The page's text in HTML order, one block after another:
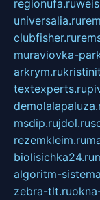
regionufa.ru
universalia.ru
clubfisher.ru
muraviovka-
arkrym.ru
textexperts.ru
msdip.rujdol.ru
rezemkleim.ru
biolisichka24.ru
algoritm-
zebra-tlt.ru